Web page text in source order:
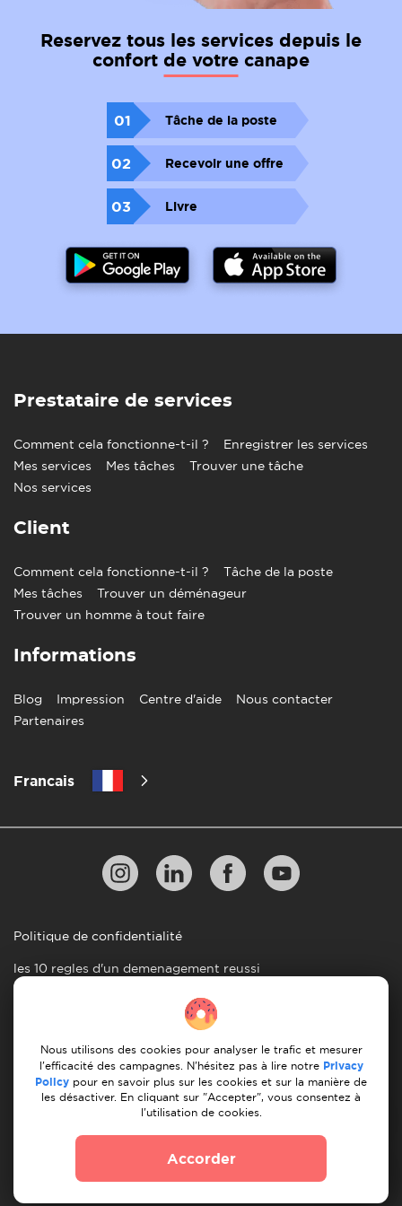
Reservez tous les services depuis le
confort de votre canape
01 Tâche de la poste
02 Recevoir une offre
03 Livre
Prestataire de services
Comment cela fonctionne-t-il ?
Enregistrer les services
Mes services
Mes tâches
Trouver une tâche
Nos services
Client
Comment cela fonctionne-t-il ?
Tâche de la poste
Mes tâches
Trouver un déménageur
Trouver un homme à tout faire
Informations
Blog Impression Centre d'aide
Nous contacter
Partenaires
Francais
© 2026 Moovick. Nous utilisons des images de stock
integrite editoriale mais offre des opportunites de
croissance.
Politique de confidentialité
les 10 regles d'un demenagement reussi
Lignes directrices en matiere de paiement
Conditions générales d'utilisation
Annulation et remboursement
Nous utilisons des cookies pour analyser le trafic et mesurer
l'efficacité des campagnes. N'hésitez pas à lire notre Privacy
Policy pour en savoir plus sur les cookies et sur la manière de
les désactiver. En cliquant sur "Accepter", vous consentez à
l'utilisation de cookies.
Accorder